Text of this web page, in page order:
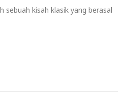
sebuah kisah klasik yang berasal